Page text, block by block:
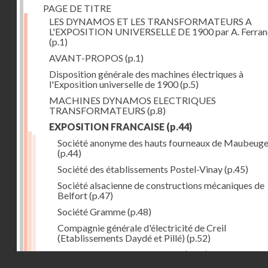
PAGE DE TITRE
LES DYNAMOS ET LES TRANSFORMATEURS A
L'EXPOSITION UNIVERSELLE DE 1900 par A.
(p.1)
AVANT-PROPOS (p.1)
Disposition générale des machines électriques à
l'Exposition universelle de 1900(p.5)
MACHINES DYNAMOS ELECTRIQUES
TRANSFORMATEURS (p.8)
EXPOSITION FRANCAISE (p.44)
Société anonyme des hauts fourneaux de Maubeuge
(p.44)
Société des établissements Postel-Vinay(p.45)
Société alsacienne de constructions mécaniques de
Belfort(p.47)
Société Gramme(p.48)
Compagnie générale d'électricité de Creil
(Etablissements Daydé et Pillé) (p.52)
Compagnie générale de Nancy(p.52)